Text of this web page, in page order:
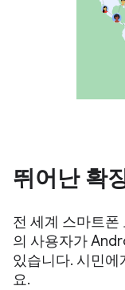
뛰어난 확
전 세계 스마트폰
의 사용자가
있습니다. 시민에
요.